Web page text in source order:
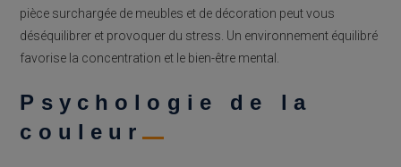
pièce surchargée de meubles et de décoration peut vous
déséquilibrer et provoquer du stress. Un environnement équilibré
favorise la concentration et le bien-être mental.
Psychologie de la
couleur